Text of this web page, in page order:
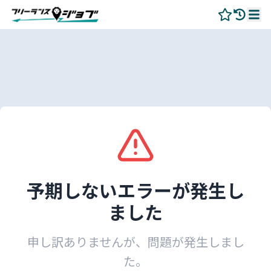
予期しないエラーが発生し
ました
申し訳ありませんが、問題が発生しまし
た。